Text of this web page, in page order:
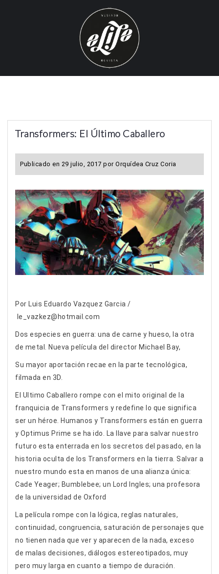
Transformers: El Último Caballero
Publicado en 29 julio, 2017 por Orquídea Cruz Coria
Por Luis Eduardo Vazquez Garcia /
le_vazkez@hotmail.com
Dos especies en guerra: una de carne y hueso, la otra
de metal. Nueva película del director Michael Bay,
Su mayor aportación recae en la parte tecnológica,
filmada en 3D.
El Ultimo Caballero rompe con el mito original de la
franquicia de Transformers y redefine lo que significa
ser un héroe. Humanos y Transformers están en guerra
y Optimus Prime se ha ido. La llave para salvar nuestro
futuro esta enterrada en los secretos del pasado, en la
historia oculta de los Transformers en la tierra. Salvar a
nuestro mundo esta en manos de una alianza única:
Cade Yeager; Bumblebee; un Lord Ingles; una profesora
de la universidad de Oxford
La película rompe con la lógica, reglas naturales,
continuidad, congruencia, saturación de personajes que
no tienen nada que ver y aparecen de la nada, exceso
de malas decisiones, diálogos estereotipados, muy
pero muy larga en cuanto a tiempo de duración.